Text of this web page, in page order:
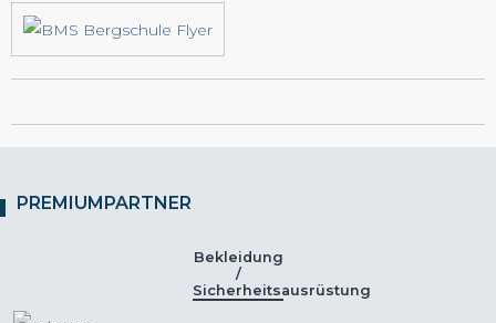
PREMIUMPARTNER
Bekleidung
/
Sicherheitsausrüstung